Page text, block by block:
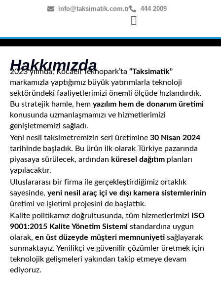
info@taksimatik.com.tr 444 2009
Hakkımızda
2023 yılında, Kocaeli Teknopark’ta “Taksimatik”
markamızla yaptığımız büyük yatırımlarla teknoloji
sektöründeki faaliyetlerimizi önemli ölçüde hızlandırdık.
Bu stratejik hamle, hem yazılım hem de donanım üretimi
konusunda uzmanlaşmamızı ve hizmetlerimizi
genişletmemizi sağladı.
Yeni nesil taksimetremizin seri üretimine 30 Nisan 2024
tarihinde başladık. Bu ürün ilk olarak Türkiye pazarında
piyasaya sürülecek, ardından küresel dağıtım planları
yapılacaktır.
Uluslararası bir firma ile gerçekleştirdiğimiz ortaklık
sayesinde, yeni nesil araç içi ve dışı kamera sistemlerinin
üretimi ve işletimi projesini de başlattık.
Kalite politikamız doğrultusunda, tüm hizmetlerimizi
ISO
9001:2015 Kalite Yönetim Sistemi standardına uygun
olarak, en üst düzeyde müşteri memnuniyeti sağlayarak
sunmaktayız. Yenilikçi ve güvenilir çözümler üretmek için
teknolojik gelişmeleri yakından takip etmeye devam
ediyoruz.